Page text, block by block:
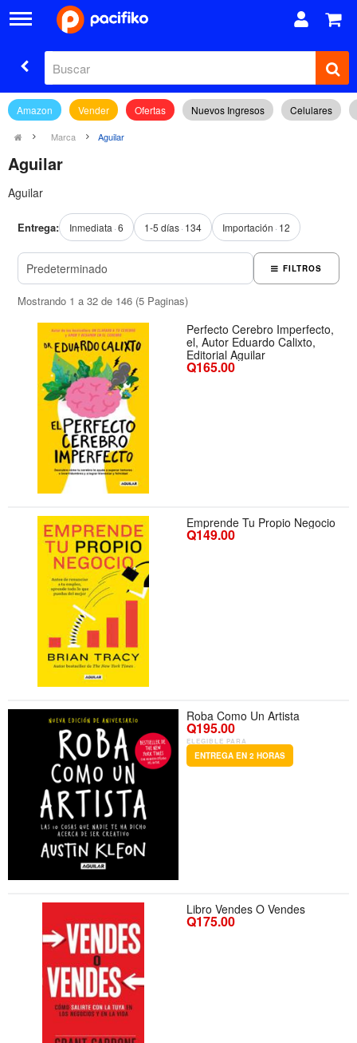
Amazon Vender Ofertas Nuevos Ingresos Celulares
Marca Aguilar
Aguilar
Aguilar
Entrega: Inmediata 6 1-5 días 134 Importación 12
FILTROS
Mostrando 1 a 32 de 146 (5 Paginas)
Perfecto Cerebro Imperfecto,
el, Autor Eduardo Calixto,
Editorial Aguilar
Q165.00
Emprende Tu Propio Negocio
Q149.00
Roba Como Un Artista
Q195.00
ELEGIBLE PARA
ENTREGA EN 2 HORAS
Libro Vendes O Vendes
Q175.00